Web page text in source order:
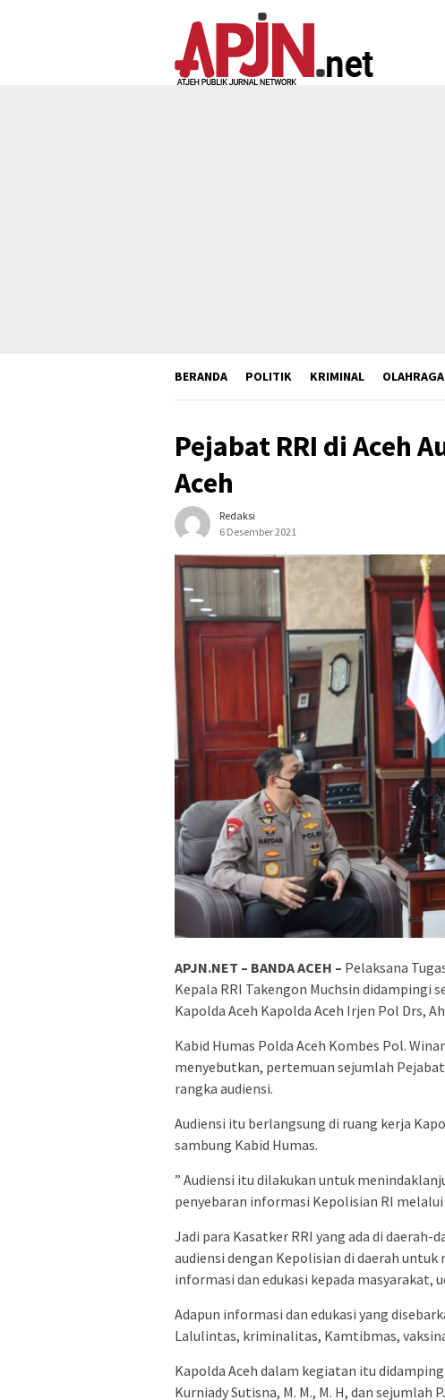
BERANDA POLITIK KRIMINAL OLAHRAGA
Pejabat RRI di Aceh
Aceh
Redaksi
6 Desember 2021
APJN.NET – BANDA ACEH – Pelaksana
Kepala RRI Takengon Muchsin didampingi
Kapolda Aceh Kapolda Aceh Irjen Pol Drs,
Kabid Humas Polda Aceh Kombes Pol.
menyebutkan, pertemuan sejumlah
rangka audiensi.
Audiensi itu berlangsung di ruang kerja
sambung Kabid Humas.
” Audiensi itu dilakukan untuk
penyebaran informasi Kepolisian RI melalui
Jadi para Kasatker RRI yang ada di
audiensi dengan Kepolisian di daerah
informasi dan edukasi kepada masyarakat,
Adapun informasi dan edukasi yang
Lalulintas, kriminalitas, Kamtibmas,
Kapolda Aceh dalam kegiatan itu
Kurniady Sutisna, M. M., M. H, dan sejumlah